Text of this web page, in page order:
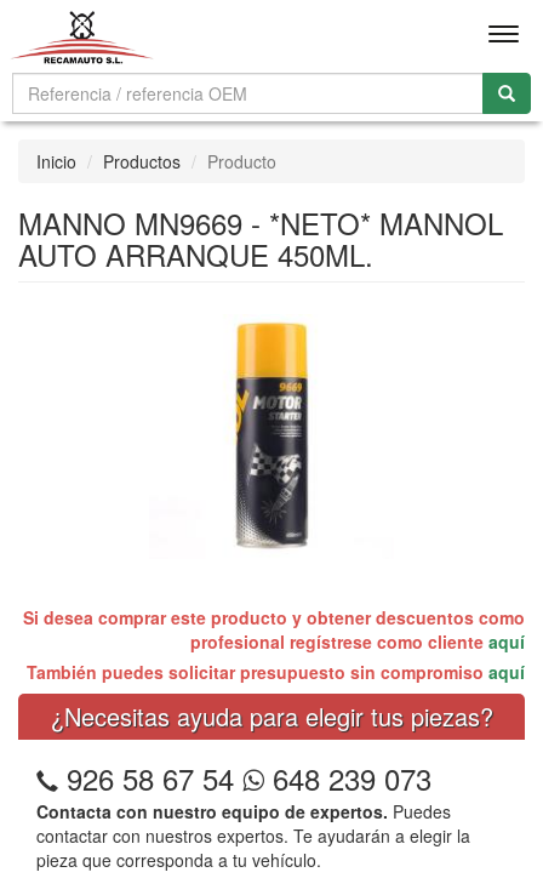
Inicio Productos Producto
MANNO MN9669 - *NETO* MANNOL
AUTO ARRANQUE 450ML.
Si desea comprar este producto y obtener descuentos como
profesional regístrese como cliente aquí
También puedes solicitar presupuesto sin compromiso aquí
¿Necesitas ayuda para elegir tus piezas?
926 58 67 54 648 239 073
Contacta con nuestro equipo de expertos. Puedes
contactar con nuestros expertos. Te ayudarán a elegir la
pieza que corresponda a tu vehículo.